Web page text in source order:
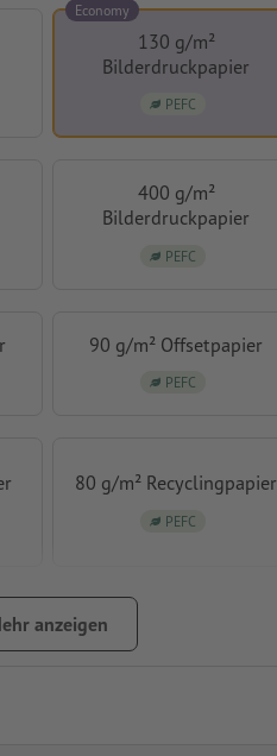
130 g/m²
Bilderdruckpapier
PEFC
Economy
400 g/m²
Bilderdruckpapier
PEFC
90 g/m² Offsetpapier
PEFC
80 g/m² Recyclingpapier
PEFC
anzeigen